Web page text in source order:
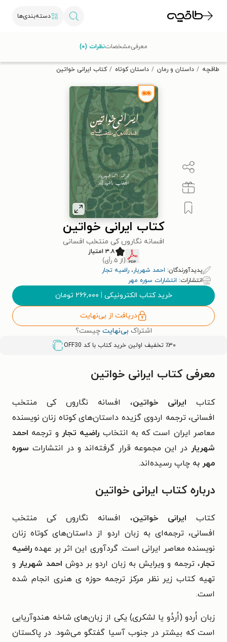
دسته‌بندی‌ها
تخفیف از طاقچه دریافت کن.
طاقچه داستان و رمان داستان کوتاه کتاب ایرانی خواتین
کتاب ایرانی خواتین
افسانه نگاروں کی منتخب افسانی
۳.۸ امتیاز
(از ۵ رأی)
پدیدآورندگان: احمد شهریار، راضیه تجار
انتشارات: انتشارات سوره مهر
خرید کتاب الکترونیکی | ۲۶۶,۰۰۰ تومان
دریافت از بی‌نهایت
اشتراک بی‌نهایت چیست؟
٪۳۰ تخفیف اولین خرید کتاب با کد OFF30
معرفیمشخصاتنظرات (۰)
معرفی کتاب ایرانی خواتین
کتاب ایرانی خواتین، افسانه نگاروں کی منتخب
افسانی،ترجمه اردوی گزیده داستان‌های کوتاه زنان نویسنده
معاصر ایران است که به انتخاب راضیه تجار و ترجمه احمد
شهریار در این مجموعه قرار گرفته‌اند و در انتشارات سوره
مهر به چاپ رسیده‌اند.
درباره کتاب ایرانی خواتین
کتاب ایرانی خواتین، افسانه نگاروں کی منتخب
افسانی، ترجمه‌ای به زبان اردو از داستان‌های کوتاه زنان
نویسنده معاصر ایرانی است.گردآوری این اثر بر عهده راضیه
تجار، ترجمه و ویرایش به زبان اردو بر دوش احمد شهریار و
تهیه کتاب زیر نظر مرکز ترجمه حوزه ی هنری انجام شده
است.
زبان اُردو (اُردُو یا لشکری) یکی از زبان‌های شاخه هندوآریایی
است که بیشتر در جنوب آسیا گفتگو می‌شود. در پاکستان